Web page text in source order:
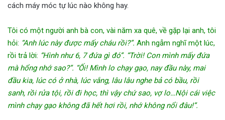
cách máy móc tự lúc nào không hay.
Tôi có một người anh bà con, vài năm xa quê, về gặp lại anh, tôi
hỏi: “Anh lúc này được mấy cháu rồi?”. Anh ngẫm nghĩ một lúc,
rồi trả lời: “Hình như 6, 7 đứa gì đó”. “Trời! Con mình mấy đứa
mà hổng nhớ sao?”. “Ối! Mình lo chạy gạo, nay đầu này, mai
đầu kia, lúc có ở nhà, lúc vắng, lâu lâu nghe bả có bầu, rồi
sanh, rồi rửa tội, rồi đi học, thì vậy chứ sao, vợ lo…Nội cái việc
mình chạy gạo không đã hết hơi rồi, nhớ không nổi đâu!”.